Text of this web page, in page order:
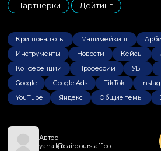
Партнерки
,
Дейтинг
Криптовалюты Манимейкинг
Инструменты
Новости Кейсы
Конференции
Профессии УБТ
Google
Google Ads TikTok
YouTube
Яндекс Общие темы
Автор
yana.l@cairo.ourstaff.co